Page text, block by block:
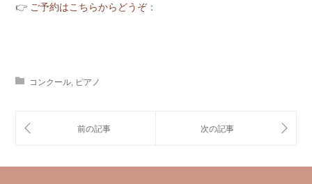
👉 ご予約はこちらからどうぞ：
コンクール, ピアノ